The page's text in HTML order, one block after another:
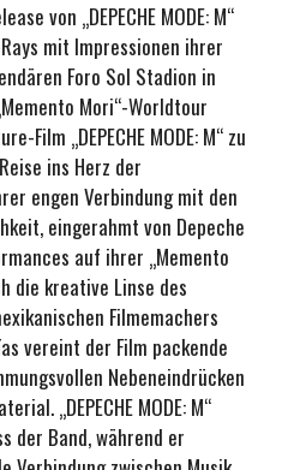
von „DEPECHE MODE: M“
mit Impressionen ihrer
Foro Sol Stadion in
Mori“-Worldtour
Film „DEPECHE MODE: M“ zu
ins Herz der
engen Verbindung mit den
eingerahmt von Depeche
auf ihrer „Memento
die kreative Linse des
Filmemachers
vereint der Film packende
Nebeneindrücken
„DEPECHE MODE: M“
der Band, während er